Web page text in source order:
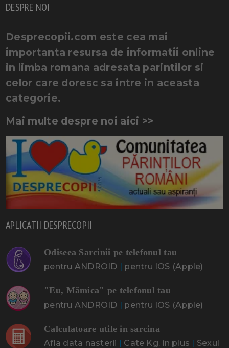
DESPRE NOI
Desprecopii.com este cea mai
importanta resursa de informatii online
in limba romana adresata parintilor si
celor care doresc sa intre in aceasta
categorie.
Mai multe despre noi aici >>
APLICATII DESPRECOPII
Odiseea Sarcinii pe telefonul tau
pentru ANDROID | pentru IOS (Apple)
"Eu, Mămica" pe telefonul tau
pentru ANDROID | pentru IOS (Apple)
Calculatoare utile in sarcina
Afla data nasterii | Cate Kg. in plus | Sexul